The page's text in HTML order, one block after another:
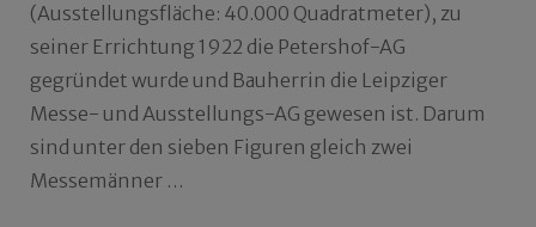
(Ausstellungsfläche: 40.000 Quadratmeter), zu
seiner Errichtung 1922 die Petershof-AG
gegründet wurde und Bauherrin die Leipziger
Messe- und Ausstellungs-AG gewesen ist. Darum
sind unter den sieben Figuren gleich zwei
Messemänner …